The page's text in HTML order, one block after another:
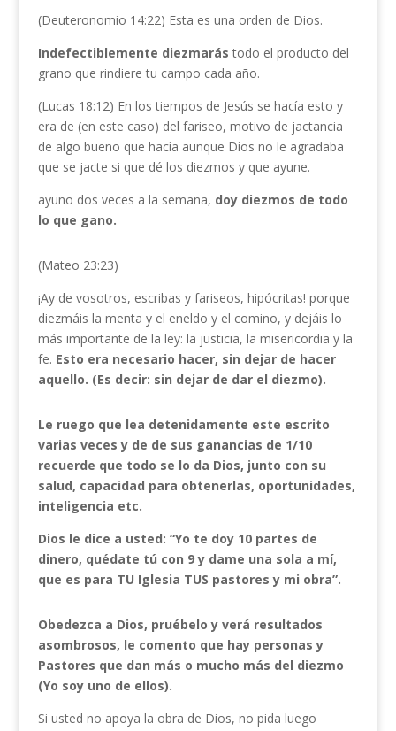
(Deuteronomio 14:22) Esta es una orden de Dios.
Indefectiblemente diezmarás todo el producto del
grano que rindiere tu campo cada año.
(Lucas 18:12) En los tiempos de Jesús se hacía esto y
era de (en este caso) del fariseo, motivo de jactancia
de algo bueno que hacía aunque Dios no le agradaba
que se jacte si que dé los diezmos y que ayune.
ayuno dos veces a la semana, doy diezmos de todo
lo que gano.
(Mateo 23:23)
¡Ay de vosotros, escribas y fariseos, hipócritas! porque
diezmáis la menta y el eneldo y el comino, y dejáis lo
más importante de la ley: la justicia, la misericordia y la
fe. Esto era necesario hacer, sin dejar de hacer
aquello. (Es decir: sin dejar de dar el diezmo).
Le ruego que lea detenidamente este escrito
varias veces y de de sus ganancias de 1/10
recuerde que todo se lo da Dios, junto con su
salud, capacidad para obtenerlas, oportunidades,
inteligencia etc.
Dios le dice a usted: “Yo te doy 10 partes de
dinero, quédate tú con 9 y dame una sola a mí,
que es para TU Iglesia TUS pastores y mi obra”.
Obedezca a Dios, pruébelo y verá resultados
asombrosos, le comento que hay personas y
Pastores que dan más o mucho más del diezmo
(Yo soy uno de ellos).
Si usted no apoya la obra de Dios, no pida luego